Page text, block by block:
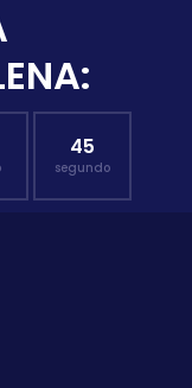
44
segundo